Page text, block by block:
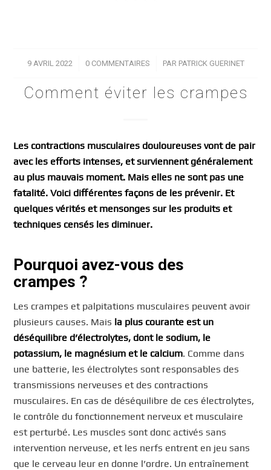
9 AVRIL 2022
/ 0 COMMENTAIRES
/ PAR PATRICK GUERINET
Comment éviter les crampes
Les contractions musculaires douloureuses vont de pair
avec les efforts intenses, et surviennent généralement
au plus mauvais moment. Mais elles ne sont pas une
fatalité. Voici différentes façons de les prévenir. Et
quelques vérités et mensonges sur les produits et
techniques censés les diminuer.
Pourquoi avez-vous des
crampes ?
Les crampes et palpitations musculaires peuvent avoir
plusieurs causes. Mais la plus courante est un
déséquilibre d’électrolytes, dont le sodium, le
potassium, le magnésium et le calcium. Comme dans
une batterie, les électrolytes sont responsables des
transmissions nerveuses et des contractions
musculaires. En cas de déséquilibre de ces électrolytes,
le contrôle du fonctionnement nerveux et musculaire
est perturbé. Les muscles sont donc activés sans
intervention nerveuse, et les nerfs entrent en jeu sans
que le cerveau leur en donne l’ordre. Un entraînement